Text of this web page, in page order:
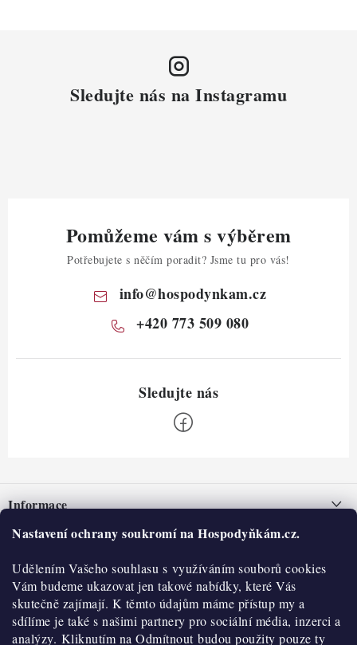
Nastavení ochrany soukromí na Hospodyňkám.cz.
Udělením Vašeho souhlasu s využíváním souborů cookies
Vám budeme ukazovat jen takové nabídky, které Vás
skutečně zajímají. K těmto údajům máme přístup my a
sdílíme je také s našimi partnery pro sociální média, inzerci a
analýzy. Kliknutím na Odmítnout budou použity pouze ty
Sledujte nás na Instagramu
Pomůžeme vám s výběrem
Potřebujete s něčím poradit? Jsme tu pro vás!
info@hospodynkam.cz
+420 773 509 080
pInformace
Nepřevzetí zásilky na dobírku
Obchodní podmínky
Hodnocení obchodu
Blog
O nás
Historie
Kontakty
O nákupu
Reklamace a vratky